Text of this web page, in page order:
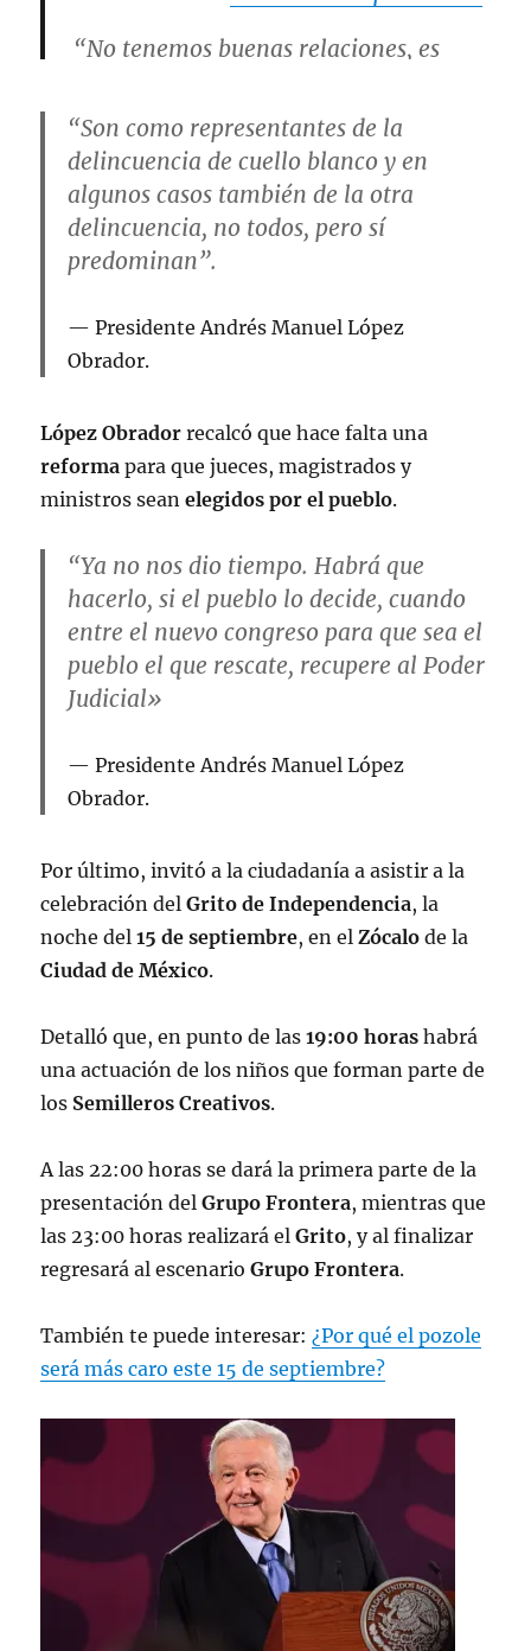
“No tenemos buenas relaciones, es
transformación”-
@lopezobrador_.#ConferenciaPresiden
te #AMLO #RedAMLO
pic.twitter.com/c6DxSg2E3d
2023
“Son como representantes de la
delincuencia de cuello blanco y en
algunos casos también de la otra
delincuencia, no todos, pero sí
predominan”.
Presidente Andrés Manuel López
Obrador.
López Obrador recalcó que hace falta una
reforma para que jueces, magistrados y
ministros seanelegidos por el pueblo.
“Ya no nos dio tiempo. Habrá que
hacerlo, si el pueblo lo decide, cuando
entre el nuevo congreso para que sea el
pueblo el que rescate, recupere al Poder
Judicial»
Presidente Andrés Manuel López
Obrador.
Por último, invitó a la ciudadanía a asistir a la
celebración delGrito de Independencia, la
noche del15 de septiembre, en elZócalo de la
Ciudad de México.
Detalló que, en punto de las19:00 horas habrá
una actuación de los niños que forman parte de
los Semilleros Creativos.
A las 22:00 horas se dará la primera parte de la
presentación delGrupo Frontera, mientras que
las 23:00 horas realizará elGrito, y al finalizar
regresará al escenarioGrupo Frontera.
También te puede interesar:¿Por qué el pozole
será más caro este 15 de septiembre?